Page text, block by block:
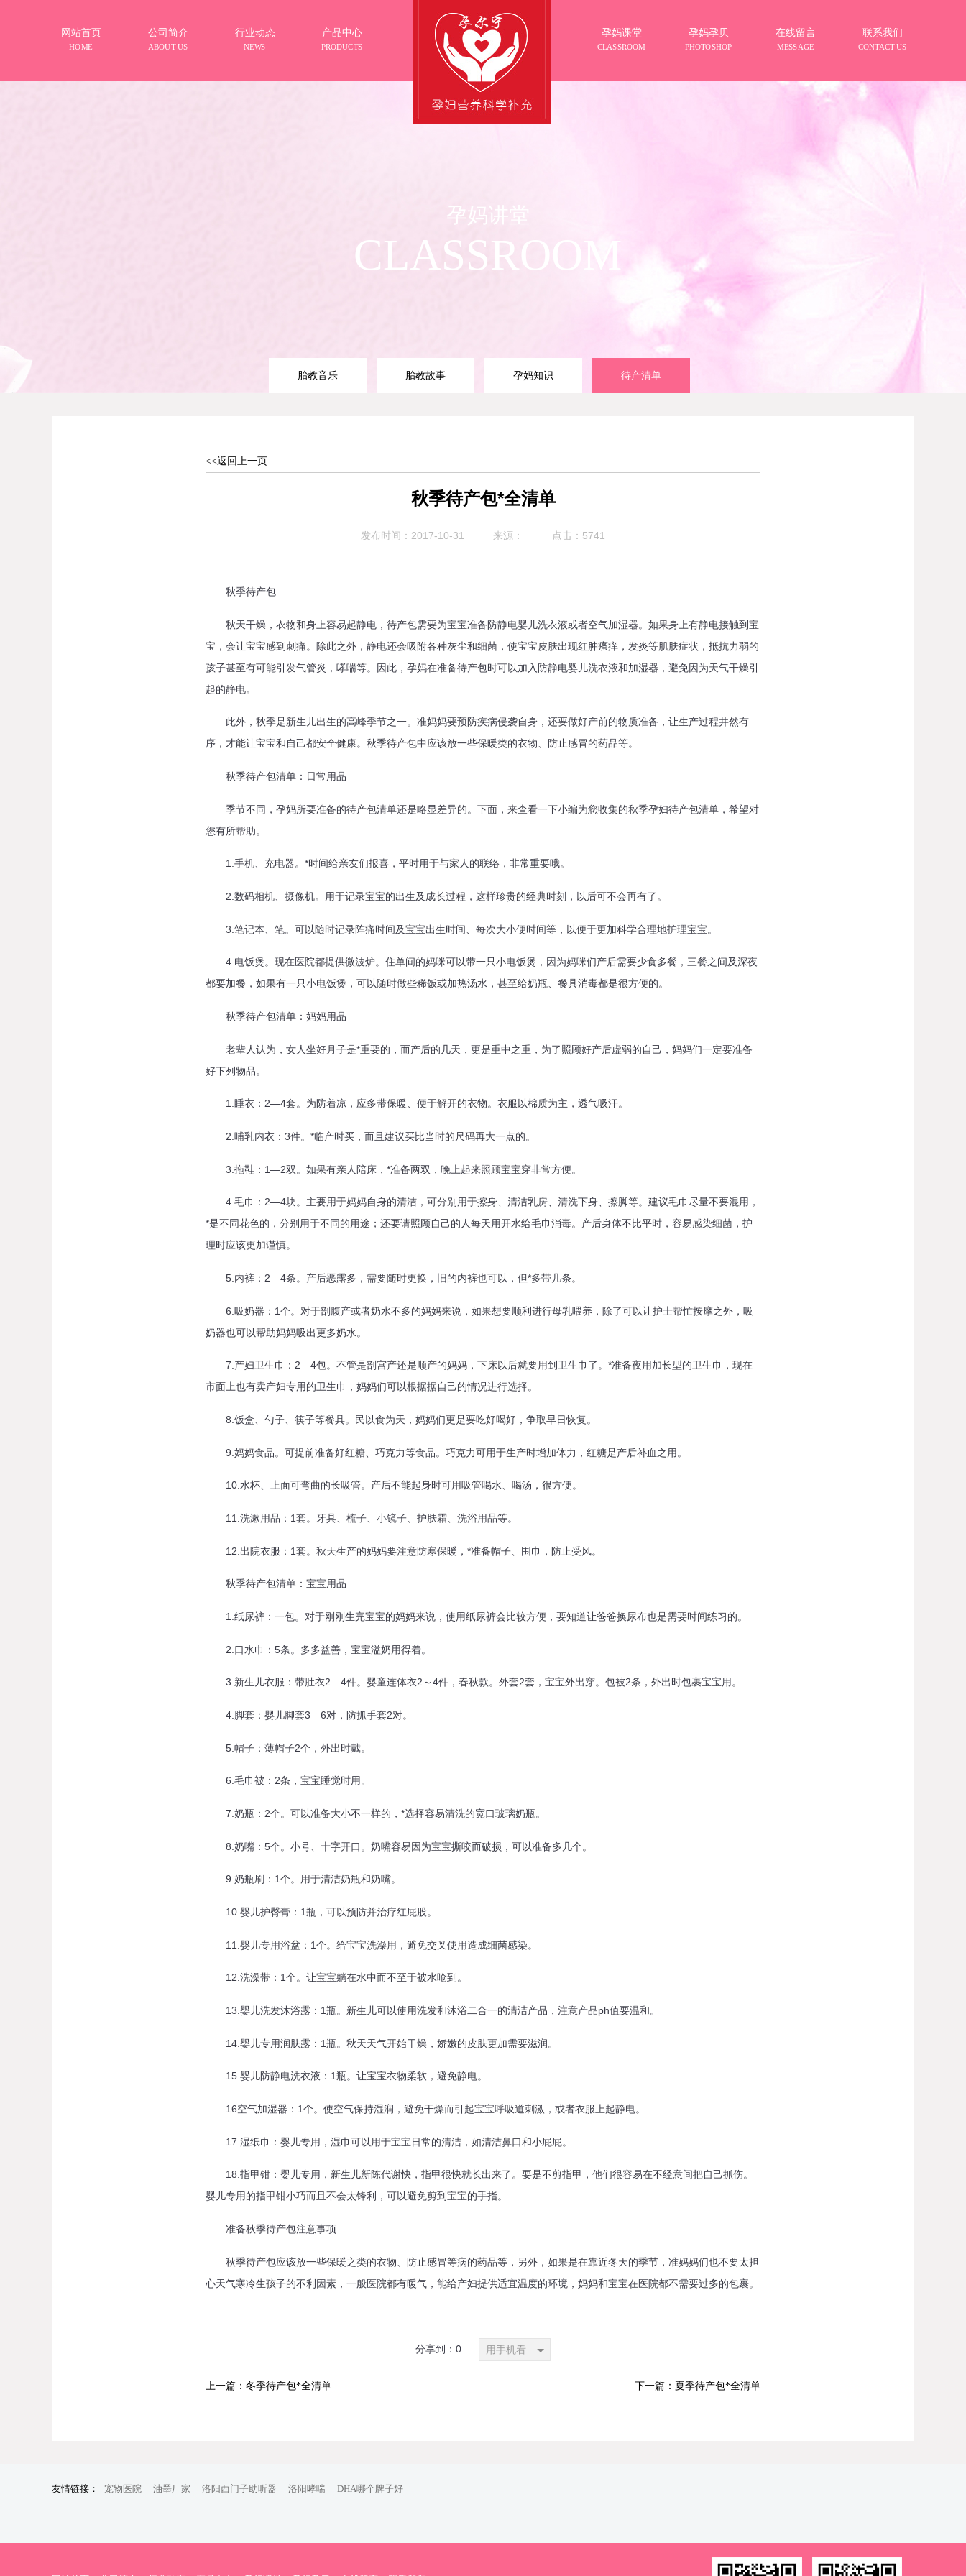
网站首页
HOME
公司简介
ABOUT US
行业动态
NEWS
产品中心
PRODUCTS
孕妈课堂
CLASSROOM
孕妈孕贝
PHOTOSHOP
在线留言
MESSAGE
联系我们
CONTACT US
孕妈讲堂
CLASSROOM
胎教音乐 胎教故事 孕妈知识 待产清单
<<返回上一页
秋季待产包*全清单
发布时间：2017-10-31 来源： 点击：5741
秋季待产包
秋天干燥，衣物和身上容易起静电，待产包需要为宝宝准备防静电婴儿洗衣液或者空气加湿器。如果身上有静电接触到宝
宝，会让宝宝感到刺痛。除此之外，静电还会吸附各种灰尘和细菌，使宝宝皮肤出现红肿瘙痒，发炎等肌肤症状，抵抗力弱的
孩子甚至有可能引发气管炎，哮喘等。因此，孕妈在准备待产包时可以加入防静电婴儿洗衣液和加湿器，避免因为天气干燥引
起的静电。
此外，秋季是新生儿出生的高峰季节之一。准妈妈要预防疾病侵袭自身，还要做好产前的物质准备，让生产过程井然有
序，才能让宝宝和自己都安全健康。秋季待产包中应该放一些保暖类的衣物、防止感冒的药品等。
秋季待产包清单：日常用品
季节不同，孕妈所要准备的待产包清单还是略显差异的。下面，来查看一下小编为您收集的秋季孕妇待产包清单，希望对
您有所帮助。
1.手机、充电器。*时间给亲友们报喜，平时用于与家人的联络，非常重要哦。
2.数码相机、摄像机。用于记录宝宝的出生及成长过程，这样珍贵的经典时刻，以后可不会再有了。
3.笔记本、笔。可以随时记录阵痛时间及宝宝出生时间、每次大小便时间等，以便于更加科学合理地护理宝宝。
4.电饭煲。现在医院都提供微波炉。住单间的妈咪可以带一只小电饭煲，因为妈咪们产后需要少食多餐，三餐之间及深夜
都要加餐，如果有一只小电饭煲，可以随时做些稀饭或加热汤水，甚至给奶瓶、餐具消毒都是很方便的。
秋季待产包清单：妈妈用品
老辈人认为，女人坐好月子是*重要的，而产后的几天，更是重中之重，为了照顾好产后虚弱的自己，妈妈们一定要准备
好下列物品。
1.睡衣：2—4套。为防着凉，应多带保暖、便于解开的衣物。衣服以棉质为主，透气吸汗。
2.哺乳内衣：3件。*临产时买，而且建议买比当时的尺码再大一点的。
3.拖鞋：1—2双。如果有亲人陪床，*准备两双，晚上起来照顾宝宝穿非常方便。
4.毛巾：2—4块。主要用于妈妈自身的清洁，可分别用于擦身、清洁乳房、清洗下身、擦脚等。建议毛巾尽量不要混用，
*是不同花色的，分别用于不同的用途；还要请照顾自己的人每天用开水给毛巾消毒。产后身体不比平时，容易感染细菌，护
理时应该更加谨慎。
5.内裤：2—4条。产后恶露多，需要随时更换，旧的内裤也可以，但*多带几条。
6.吸奶器：1个。对于剖腹产或者奶水不多的妈妈来说，如果想要顺利进行母乳喂养，除了可以让护士帮忙按摩之外，吸
奶器也可以帮助妈妈吸出更多奶水。
7.产妇卫生巾：2—4包。不管是剖宫产还是顺产的妈妈，下床以后就要用到卫生巾了。*准备夜用加长型的卫生巾，现在
市面上也有卖产妇专用的卫生巾，妈妈们可以根据据自己的情况进行选择。
8.饭盒、勺子、筷子等餐具。民以食为天，妈妈们更是要吃好喝好，争取早日恢复。
9.妈妈食品。可提前准备好红糖、巧克力等食品。巧克力可用于生产时增加体力，红糖是产后补血之用。
10.水杯、上面可弯曲的长吸管。产后不能起身时可用吸管喝水、喝汤，很方便。
11.洗漱用品：1套。牙具、梳子、小镜子、护肤霜、洗浴用品等。
12.出院衣服：1套。秋天生产的妈妈要注意防寒保暖，*准备帽子、围巾，防止受风。
秋季待产包清单：宝宝用品
1.纸尿裤：一包。对于刚刚生完宝宝的妈妈来说，使用纸尿裤会比较方便，要知道让爸爸换尿布也是需要时间练习的。
2.口水巾：5条。多多益善，宝宝溢奶用得着。
3.新生儿衣服：带肚衣2—4件。婴童连体衣2～4件，春秋款。外套2套，宝宝外出穿。包被2条，外出时包裹宝宝用。
4.脚套：婴儿脚套3—6对，防抓手套2对。
5.帽子：薄帽子2个，外出时戴。
6.毛巾被：2条，宝宝睡觉时用。
7.奶瓶：2个。可以准备大小不一样的，*选择容易清洗的宽口玻璃奶瓶。
8.奶嘴：5个。小号、十字开口。奶嘴容易因为宝宝撕咬而破损，可以准备多几个。
9.奶瓶刷：1个。用于清洁奶瓶和奶嘴。
10.婴儿护臀膏：1瓶，可以预防并治疗红屁股。
11.婴儿专用浴盆：1个。给宝宝洗澡用，避免交叉使用造成细菌感染。
12.洗澡带：1个。让宝宝躺在水中而不至于被水呛到。
13.婴儿洗发沐浴露：1瓶。新生儿可以使用洗发和沐浴二合一的清洁产品，注意产品ph值要温和。
14.婴儿专用润肤露：1瓶。秋天天气开始干燥，娇嫩的皮肤更加需要滋润。
15.婴儿防静电洗衣液：1瓶。让宝宝衣物柔软，避免静电。
16空气加湿器：1个。使空气保持湿润，避免干燥而引起宝宝呼吸道刺激，或者衣服上起静电。
17.湿纸巾：婴儿专用，湿巾可以用于宝宝日常的清洁，如清洁鼻口和小屁屁。
18.指甲钳：婴儿专用，新生儿新陈代谢快，指甲很快就长出来了。要是不剪指甲，他们很容易在不经意间把自己抓伤。
婴儿专用的指甲钳小巧而且不会太锋利，可以避免剪到宝宝的手指。
准备秋季待产包注意事项
秋季待产包应该放一些保暖之类的衣物、防止感冒等病的药品等，另外，如果是在靠近冬天的季节，准妈妈们也不要太担
心天气寒冷生孩子的不利因素，一般医院都有暖气，能给产妇提供适宜温度的环境，妈妈和宝宝在医院都不需要过多的包裹。
分享到： 0 用手机看
上一篇：冬季待产包*全清单 下一篇：夏季待产包*全清单
友情链接： 宠物医院 油墨厂家 洛阳西门子助听器 洛阳哮喘 DHA哪个牌子好